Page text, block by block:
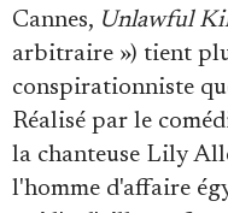
Cannes, Unlawful
arbitraire ») tient
conspirationniste
Réalisé par le
la chanteuse Lily
l'homme d'affaire